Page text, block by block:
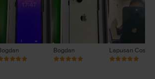
Bogdan Lapusan